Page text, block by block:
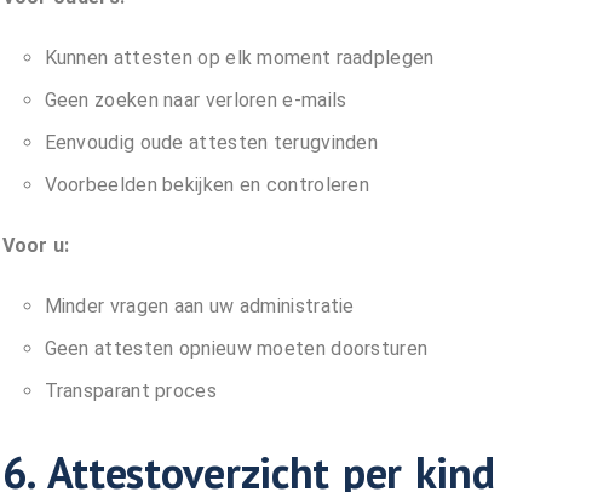
Kunnen attesten op elk moment raadplegen
Geen zoeken naar verloren e-mails
Eenvoudig oude attesten terugvinden
Voorbeelden bekijken en controleren
Voor u:
Minder vragen aan uw administratie
Geen attesten opnieuw moeten doorsturen
Transparant proces
6. Attestoverzicht per kind